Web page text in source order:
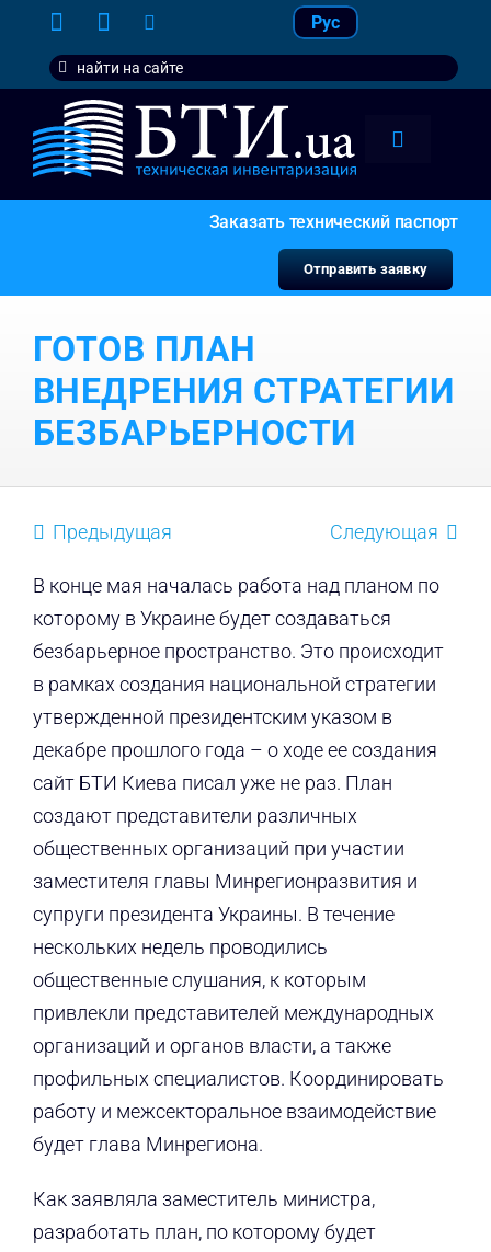
content
Рус
Search
for:
Toggle
услуги
наши
Заказать технический паспорт
Отправить заявку
ГОТОВ ПЛАН
ВНЕДРЕНИЯ СТРАТЕГИИ
БЕЗБАРЬЕРНОСТИ
Предыдущая Следующая
В конце мая началась работа над планом по
которому в Украине будет создаваться
безбарьерное пространство. Это происходит
в рамках создания национальной стратегии
утвержденной президентским указом в
декабре прошлого года – о ходе ее создания
сайт БТИ Киева писал уже не раз. План
создают представители различных
общественных организаций при участии
заместителя главы Минрегионразвития и
супруги президента Украины. В течение
нескольких недель проводились
общественные слушания, к которым
привлекли представителей международных
организаций и органов власти, а также
профильных специалистов. Координировать
работу и межсекторальное взаимодействие
будет глава Минрегиона.
Как заявляла заместитель министра,
разработать план, по которому будет